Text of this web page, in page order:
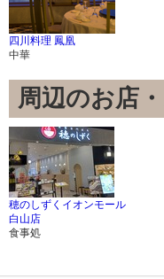
四川料理 鳳凰
中華
周辺のお店
穂のしずくイオンモール
白山店
食事処